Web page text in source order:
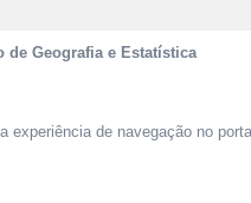
de Geografia e Estatística
experiência de navegação no